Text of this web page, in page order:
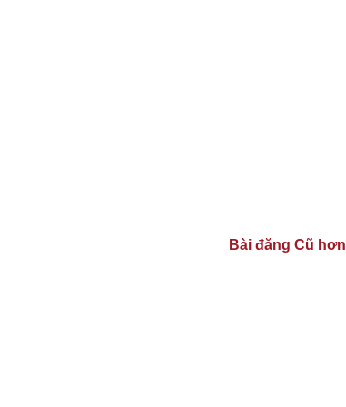
Bài đăng Cũ hơn